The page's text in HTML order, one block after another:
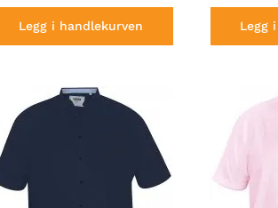
Legg i handlekurven Legg